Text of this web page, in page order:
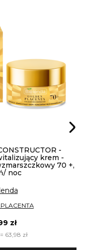
-
krem -
70 +,
noc
zł
63,98 zł